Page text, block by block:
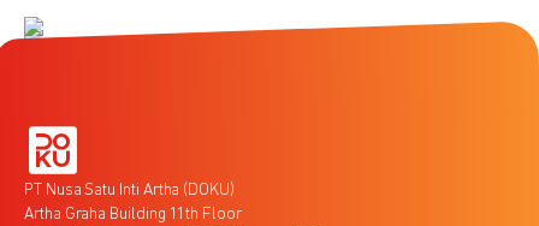
PT Nusa Satu Inti Artha (DOKU)
Artha Graha Building 11th Floor